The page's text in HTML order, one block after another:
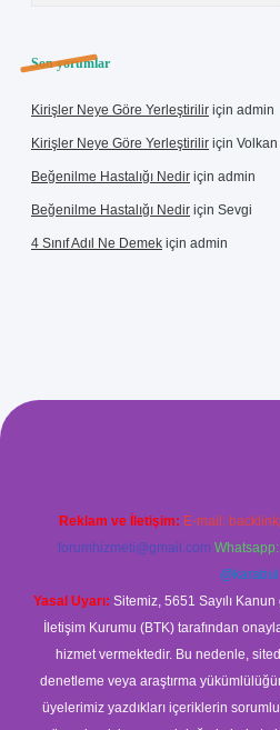
Son yorumlar
Kirişler Neye Göre Yerleştirilir için admin
Kirişler Neye Göre Yerleştirilir için Volkan
Beğenilme Hastalığı Nedir için admin
Beğenilme Hastalığı Nedir için Sevgi
4 Sınıf Adıl Ne Demek için admin
Reklam ve İletişim: E-mail:
forumhizmeti@gmail.com
@karabul
Yasal Uyarı: Sitemiz, 5651 Sayılı
İletişim Kurumu (BTK) tarafından
hizmet vermektedir. Bu nedenle,
denetleme veya araştırma
üyelerimiz yazdıkları içeriklerin